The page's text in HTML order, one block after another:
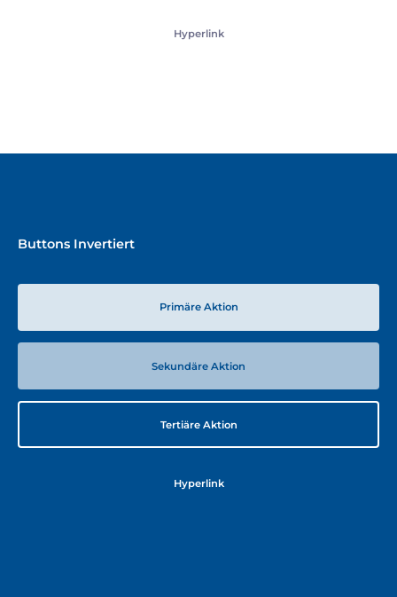
Hyperlink
Buttons Invertiert
Primäre Aktion
Sekundäre Aktion
Tertiäre Aktion
Hyperlink